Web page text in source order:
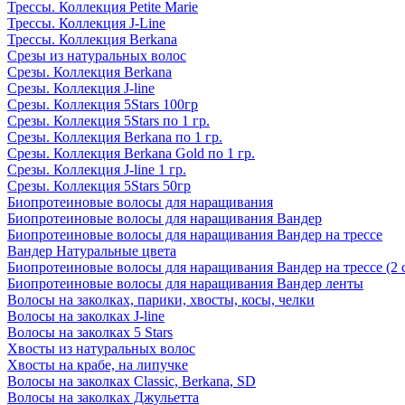
Трессы. Коллекция Petite Marie
Трессы. Коллекция J-Line
Трессы. Коллекция Berkana
Срезы из натуральных волос
Срезы. Коллекция Berkana
Срезы. Коллекция J-line
Срезы. Коллекция 5Stars 100гр
Срезы. Коллекция 5Stars по 1 гр.
Срезы. Коллекция Berkana по 1 гр.
Срезы. Коллекция Berkana Gold по 1 гр.
Срезы. Коллекция J-line 1 гр.
Срезы. Коллекция 5Stars 50гр
Биопротеиновые волосы для наращивания
Биопротеиновые волосы для наращивания Вандер
Биопротеиновые волосы для наращивания Вандер на трессе
Вандер Натуральные цвета
Биопротеиновые волосы для наращивания Вандер на трессе (2
Биопротеиновые волосы для наращивания Вандер ленты
Волосы на заколках, парики, хвосты, косы, челки
Волосы на заколках J-line
Волосы на заколках 5 Stars
Хвосты из натуральных волос
Хвосты на крабе, на липучке
Волосы на заколках Classic, Berkana, SD
Волосы на заколках Джульетта